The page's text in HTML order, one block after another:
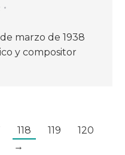
marzo de 1938
y compositor
118 119
120
→